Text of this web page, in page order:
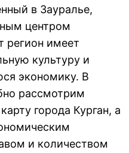
в Зауралье,
центром
регион имеет
культуру и
экономику. В
рассмотрим
города Курган, а
и количеством